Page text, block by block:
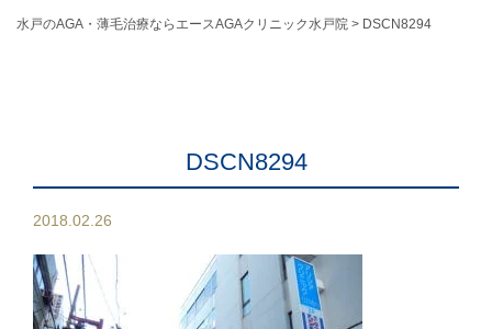
水戸のAGA・薄毛治療ならエースAGAクリニック水戸院 > DSCN8294
DSCN8294
2018.02.26